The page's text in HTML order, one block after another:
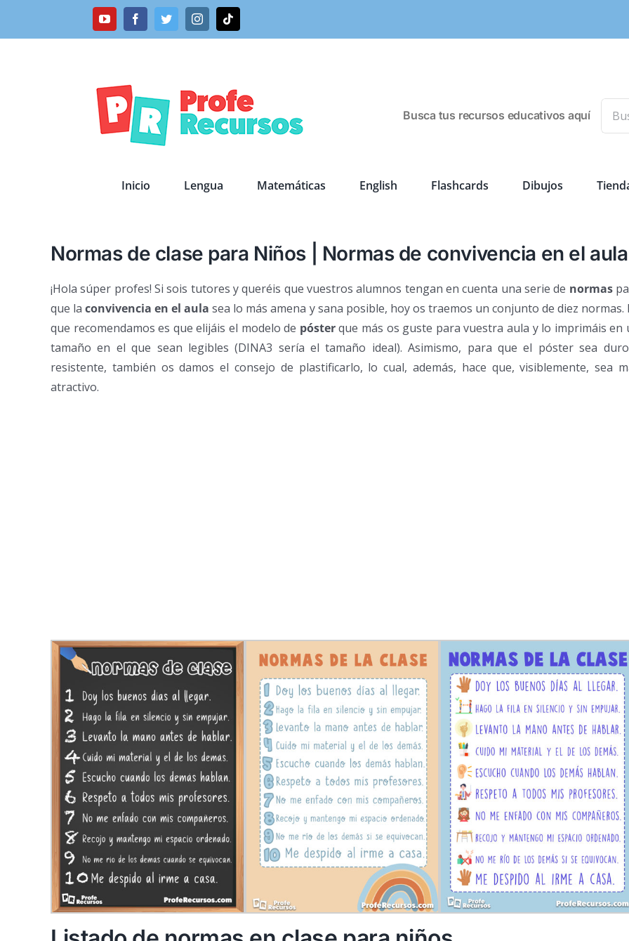
YouTubeFacebookTwitterInstagramTiktok
Busca tus recursos educativos aquí
Inicio Lengua Matemáticas English Flashcards Dibujos
Normas de clase para Niños | Normas de convivencia en el aula
¡Hola súper profes! Si sois tutores y queréis que vuestros alumnos tengan en cuenta una serie de normas
que laconvivencia en el aula sea lo más amena y sana posible, hoy os traemos un conjunto de diez normas.
que recomendamos es que elijáis el modelo de pósterque más os guste para vuestra aula y lo imprimáis en
tamaño en el que sean legibles (DINA3 sería el tamaño ideal). Asimismo, para que el póster sea
resistente, también os damos el consejo de plastificarlo, lo cual, además, hace que, visiblemente, sea
atractivo.